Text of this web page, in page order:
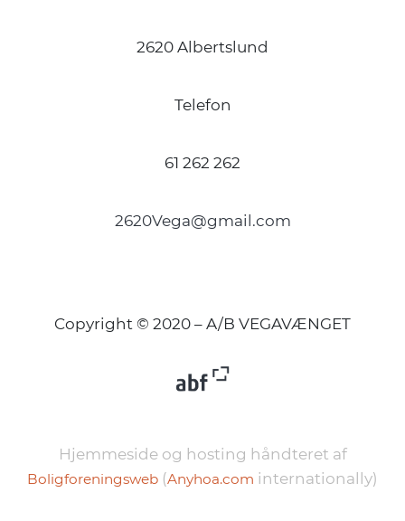
2620 Albertslund
Telefon
61 262 262
2620Vega@gmail.com
Copyright © 2020 – A/B VEGAVÆNGET
Hjemmeside og hosting håndteret af
Boligforeningsweb (Anyhoa.com internationally)